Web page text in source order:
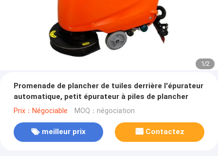
1/2
Promenade de plancher de tuiles derrière l'épurateur
automatique, petit épurateur à piles de plancher
Prix：Négociable MOQ：négociation
meilleur prix Contactez